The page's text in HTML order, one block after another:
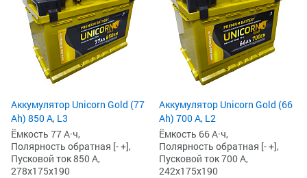
Аккумулятор Unicorn Gold (77
Ah) 850 А, L3
Ёмкость 77 А·ч,
Полярность обратная [- +],
Пусковой ток 850 А,
278x175x190
Аккумулятор Unicorn Gold (66
Ah) 700 А, L2
Ёмкость 66 А·ч,
Полярность обратная [- +],
Пусковой ток 700 А,
242x175x190